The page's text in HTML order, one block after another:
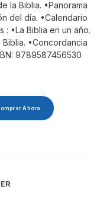
la Biblia. •Panorama
del día. •Calendario
: •La Biblia en un año.
•Concordancia
9789587456530
Ahora